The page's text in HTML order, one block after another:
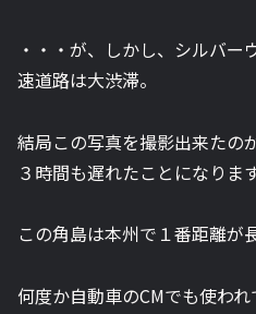
・・・が、しかし、シルバ
速道路は大渋滞。
結局この写真を撮影出来たの
３時間も遅れたことになります
この角島は本州で１番距離が
何度か自動車のCMでも使わ